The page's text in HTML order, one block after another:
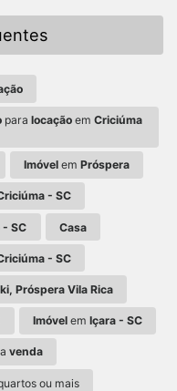
paralocação emCriciúma
Imóvelem Próspera
- SC
- SC Casa
- SC
Próspera Vila Rica
Imóvelem Içara - SC
venda
ou mais